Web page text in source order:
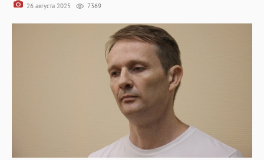
26 августа 2025 7369